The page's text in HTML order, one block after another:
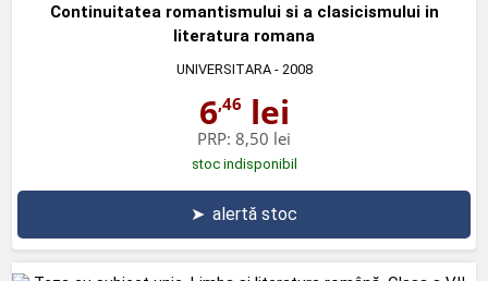
Continuitatea romantismului si a clasicismului in
literatura romana
UNIVERSITARA- 2008
6,46 lei
PRP: 8,50 lei
stoc indisponibil
➤ alertă stoc